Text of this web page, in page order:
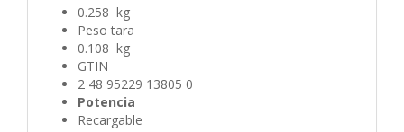
0.258 kg
Peso tara
0.108 kg
GTIN
2 48 95229 13805 0
Potencia
Recargable